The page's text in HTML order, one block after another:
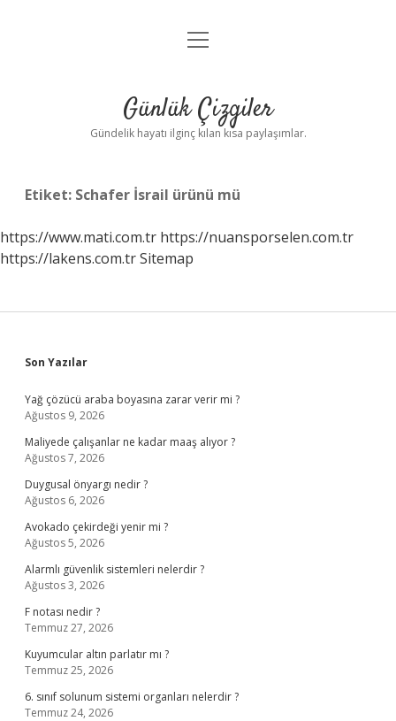
Anasayfa
Yasal Uyarı
menüyü
Günlük Çizgiler
Gündelik hayatı ilginç kılan kısa paylaşımlar.
Etiket: Schafer İsrail ürünü mü
https://www.mati.com.tr https://nuansporselen.com.tr
https://lakens.com.trSitemap
Sidebar
Son Yazılar
Yağ çözücü araba boyasına zarar verir mi ?
Ağustos 9, 2026
Maliyede çalışanlar ne kadar maaş alıyor ?
Ağustos 7, 2026
Duygusal önyargı nedir ?
Ağustos 6, 2026
Avokado çekirdeği yenir mi ?
Ağustos 5, 2026
Alarmlı güvenlik sistemleri nelerdir ?
Ağustos 3, 2026
F notası nedir ?
Temmuz 27, 2026
Kuyumcular altın parlatır mı ?
Temmuz 25, 2026
6. sınıf solunum sistemi organları nelerdir ?
Temmuz 24, 2026